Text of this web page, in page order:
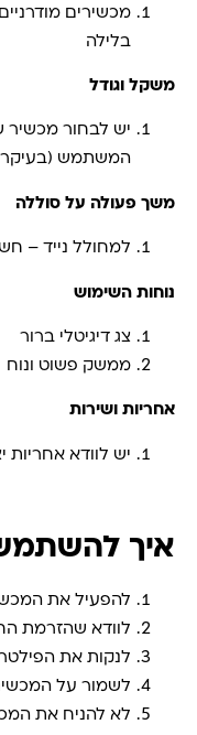
מכשירים
בלילה
משקל וגודל
יש לבחור מכשיר
המשתמש (בעיקר
משך פעולה על סוללה
למחולל נייד –
נוחות השימוש
צג דיגיטלי ברור
ממשק פשוט ונוח
אחריות ושירות
יש לוודא אחריות
איך להשתמש
להפעיל את
לוודא שהזרמת
לנקות את
לשמור על
לא להניח את